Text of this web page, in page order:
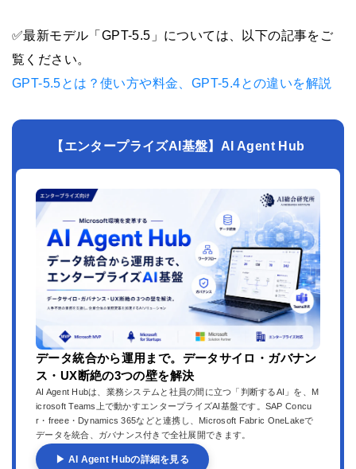
✅最新モデル「GPT-5.5」については、以下の記事をご
覧ください。
GPT-5.5とは？使い方や料金、GPT-5.4との違いを解説
【エンタープライズAI基盤】AI Agent Hub
データ統合から運用まで。データサイロ・ガバナン
ス・UX断絶の3つの壁を解決
AI Agent Hubは、業務システムと社員の間に立つ「判断するAI」を、M
icrosoft Teams上で動かすエンタープライズAI基盤です。SAP Concu
r・freee・Dynamics 365などと連携し、Microsoft Fabric OneLakeで
データを統合、ガバナンス付きで全社展開できます。
▶ AI Agent Hubの詳細を見る